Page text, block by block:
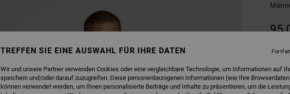
TREFFEN SIE EINE AUSWAHL FÜR IHRE DATEN
Wir und unsere Partner verwenden Cookies oder eine vergleichbare Technologie, um Informationen auf
speichern und/oder darauf zuzugreifen. Diese personenbezogenen Informationen (wie Ihre
können verwendet werden, um Ihnen personalisierte Beiträge und Inhalte zu präsentieren, um die